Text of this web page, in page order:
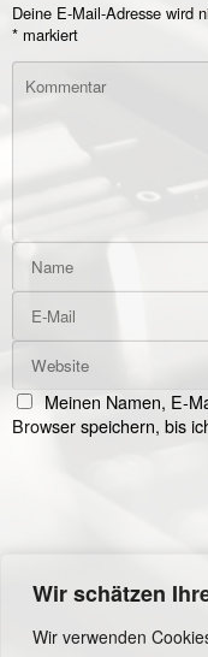
Wir schätzen
Wir verwenden
Deine E-Mail-Adresse wird
* markiert
Meinen Namen, E-
Browser speichern, bis